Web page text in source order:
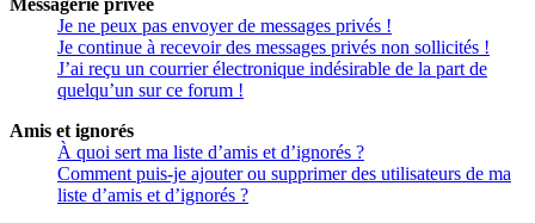
Je ne peux pas envoyer de messages privés !
Je continue à recevoir des messages privés non sollicités !
J’ai reçu un courrier électronique indésirable de la part de
quelqu’un sur ce forum !
Amis et ignorés
À quoi sert ma liste d’amis et d’ignorés ?
Comment puis-je ajouter ou supprimer des utilisateurs de ma
liste d’amis et d’ignorés ?